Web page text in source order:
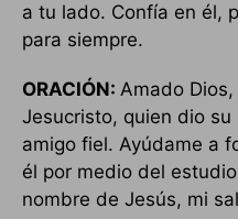
a tu lado. Confía en él,
para siempre.
ORACIÓN: Amado
Jesucristo, quien dio su
amigo fiel. Ayúdame a
él por medio del
nombre de Jesús, mi